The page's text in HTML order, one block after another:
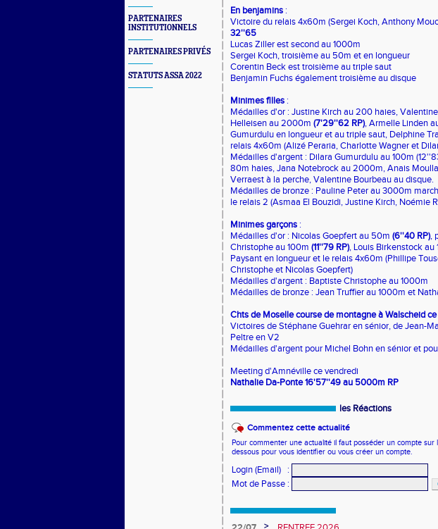
PARTENAIRES
INSTITUTIONNELS
PARTENAIRES PRIVÉS
STATUTS ASSA 2022
En benjamins :
Victoire du relais 4x60m (Sergei Koch, Anthony
32''65
Lucas Ziller est second au 1000m
Sergei Koch, troisième au 50m et en longueur
Corentin Beck est troisième au triple saut
Benjamin Fuchs également troisième au disque
Minimes filles :
Médailles d'or : Justine Kirch au 200 haies,
Helleisen au 2000m (7'29''62 RP), Armelle Linden
Gumurdulu en longueur et au triple saut, Delphine
relais 4x60m (Alizé Peraria, Charlotte Wagner et
Médailles d'argent : Dilara Gumurdulu au 100m
80m haies, Jana Notebrock au 2000m, Anais
Verraest à la perche, Valentine Bourbeau au disque.
Médailles de bronze : Pauline Peter au 3000m
le relais 2 (Asmaa El Bouzidi, Justine Kirch, Noémie
Minimes garçons :
Médailles d'or : Nicolas Goepfert au 50m (6''40 RP),
Christophe au 100m (11''79 RP), Louis Birkenstock au
Paysant en longueur et le relais 4x60m (Phillipe
Christophe et Nicolas Goepfert)
Médailles d'argent : Baptiste Christophe au 1000m
Médailles de bronze : Jean Truffier au 1000m et
Chts de Moselle course de montagne à Walscheid
Victoires de Stéphane Guehrar en sénior, de Jean-
Peltre en V2
Médailles d'argent pour Michel Bohn en sénior et
Meeting d'Amnéville ce vendredi
Nathalie Da-Ponte 16'57''49 au 5000m RP
les Réactions
Commentez cette actualité
Pour commenter une actualité il faut posséder un compte sur
dessous pour vous identifier ou vous créer un compte.
Login (Email)
:
Mot de Passe :
>